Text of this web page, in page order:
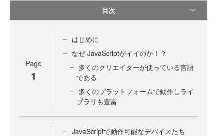
目次
Page
1
はじめに
なぜ JavaScriptがイイのか！？
多くのクリエイターが使っている言語
である
多くのプラットフォームで動作しライ
ブラリも豊富
JavaScriptで動作可能なデバイスたち